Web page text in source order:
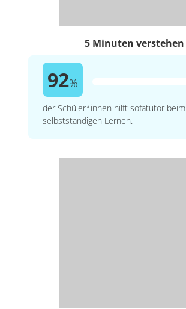
5 Minuten verstehen
92%
der Schüler*innen hilft sofatutor beim
selbstständigen Lernen.